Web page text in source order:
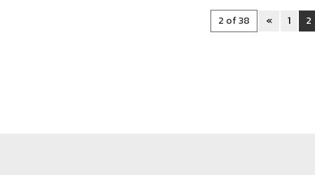
2 of 38 « 1 2